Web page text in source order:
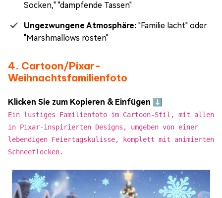
Socken," "dampfende Tassen"
Ungezwungene Atmosphäre: "Familie lacht" oder
"Marshmallows rösten"
4. Cartoon/Pixar-
Weihnachtsfamilienfoto
Klicken Sie zum Kopieren & Einfügen ⬇️
Ein lustiges Familienfoto im Cartoon-Stil, mit allen
in Pixar-inspirierten Designs, umgeben von einer
lebendigen Feiertagskulisse, komplett mit animierten
Schneeflocken.